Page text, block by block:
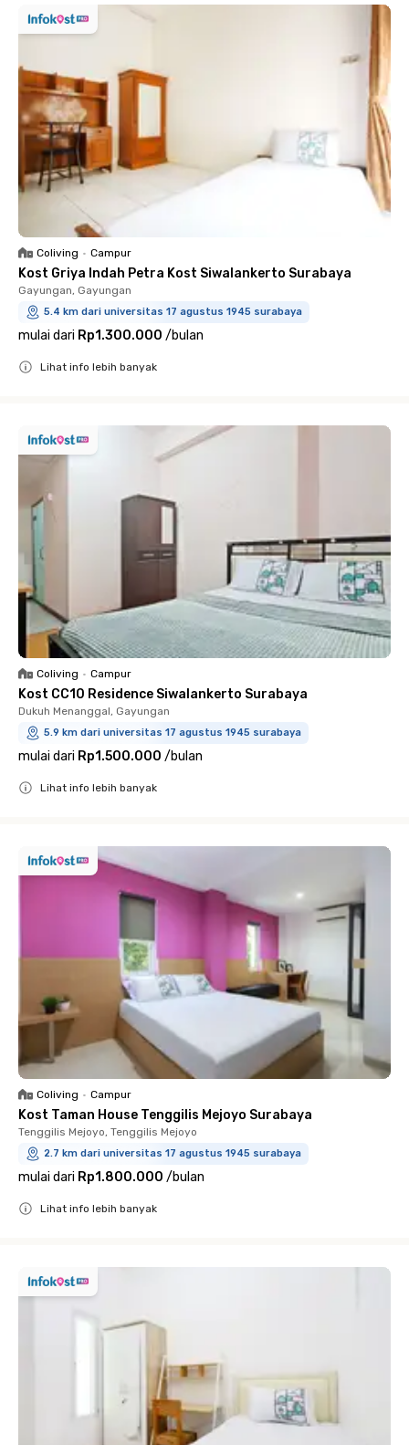
Coliving • Campur
Kost Griya Indah Petra Kost Siwalankerto Surabaya
Gayungan, Gayungan
5.4 km dari universitas 17 agustus 1945 surabaya
mulai dari Rp1.300.000 /bulan
Lihat info lebih banyak
Coliving • Campur
Kost CC10 Residence Siwalankerto Surabaya
Dukuh Menanggal, Gayungan
5.9 km dari universitas 17 agustus 1945 surabaya
mulai dari Rp1.500.000 /bulan
Lihat info lebih banyak
Coliving • Campur
Kost Taman House Tenggilis Mejoyo Surabaya
Tenggilis Mejoyo, Tenggilis Mejoyo
2.7 km dari universitas 17 agustus 1945 surabaya
mulai dari Rp1.800.000 /bulan
Lihat info lebih banyak